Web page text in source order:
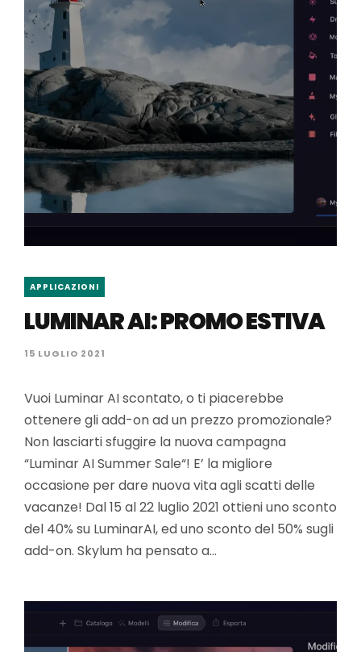
APPLICAZIONI
LUMINAR AI: PROMO ESTIVA
15 LUGLIO 2021
Vuoi Luminar AI scontato, o ti piacerebbe
ottenere gli add-on ad un prezzo promozionale?
Non lasciarti sfuggire la nuova campagna
“Luminar AI Summer Sale“! E’ la migliore
occasione per dare nuova vita agli scatti delle
vacanze! Dal 15 al 22 luglio 2021 ottieni uno sconto
del 40% su LuminarAI, ed uno sconto del 50% sugli
add-on. Skylum ha pensato a…